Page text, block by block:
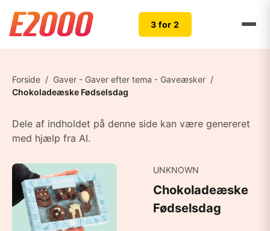
3 for 2
Forside / Gaver - Gaver efter tema - Gaveæsker /
Chokoladeæske Fødselsdag
Dele af indholdet på denne side kan være genereret
med hjælp fra AI.
UNKNOWN
Chokoladeæske
Fødselsdag